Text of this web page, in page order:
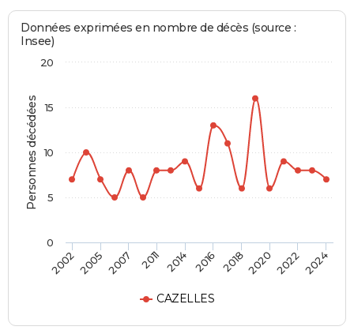
Personnes décédées
Données exprimées en nombre de décès (source :
Insee)
CAZELLES
20022005 2007 2011 2014 2016 20182020 20222024
5
10
15
0
20